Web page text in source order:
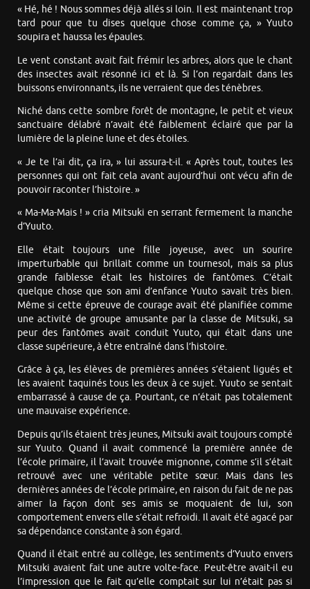
« Hé, hé ! Nous sommes déjà allés si loin. Il est maintenant trop
tard pour que tu dises quelque chose comme ça, » Yuuto
soupira et haussa les épaules.
Le vent constant avait fait frémir les arbres, alors que le chant
des insectes avait résonné ici et là. Si l’on regardait dans les
buissons environnants, ils ne verraient que des ténèbres.
Niché dans cette sombre forêt de montagne, le petit et vieux
sanctuaire délabré n’avait été faiblement éclairé que par la
lumière de la pleine lune et des étoiles.
« Je te l’ai dit, ça ira, » lui assura-t-il. « Après tout, toutes les
personnes qui ont fait cela avant aujourd’hui ont vécu afin de
pouvoir raconter l’histoire. »
« Ma-Ma-Mais ! » cria Mitsuki en serrant fermement la manche
d’Yuuto.
Elle était toujours une fille joyeuse, avec un sourire
imperturbable qui brillait comme un tournesol, mais sa plus
grande faiblesse était les histoires de fantômes. C’était
quelque chose que son ami d’enfance Yuuto savait très bien.
Même si cette épreuve de courage avait été planifiée comme
une activité de groupe amusante par la classe de Mitsuki, sa
peur des fantômes avait conduit Yuuto, qui était dans une
classe supérieure, à être entraîné dans l’histoire.
Grâce à ça, les élèves de premières années s’étaient ligués et
les avaient taquinés tous les deux à ce sujet. Yuuto se sentait
embarrassé à cause de ça. Pourtant, ce n’était pas totalement
une mauvaise expérience.
Depuis qu’ils étaient très jeunes, Mitsuki avait toujours compté
sur Yuuto. Quand il avait commencé la première année de
l’école primaire, il l’avait trouvée mignonne, comme s’il s’était
retrouvé avec une véritable petite sœur. Mais dans les
dernières années de l’école primaire, en raison du fait de ne pas
aimer la façon dont ses amis se moquaient de lui, son
comportement envers elle s’était refroidi. Il avait été agacé par
sa dépendance constante à son égard.
Quand il était entré au collège, les sentiments d’Yuuto envers
Mitsuki avaient fait une autre volte-face. Peut-être avait-il eu
l’impression que le fait qu’elle comptait sur lui n’était pas si